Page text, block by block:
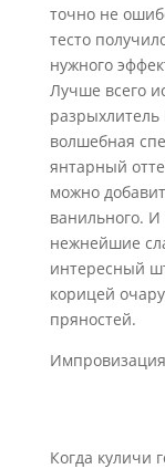
точно не
тесто
нужного
Лучше всего
волшебная
янтарный
можно
ванильного. И
нежнейшие
интересный
корицей
пряностей.
Когда куличи